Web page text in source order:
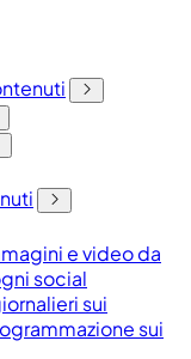
e video da
social
sui
sui